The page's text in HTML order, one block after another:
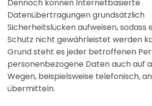
Dennoch können Internetbasierte
Datenübertragungen grundsätzlich
Sicherheitslücken aufweisen, sodass
Schutz nicht gewährleistet werden
Grund steht es jeder betroffenen
personenbezogene Daten auch auf
Wegen, beispielsweise telefonisch,
übermitteln.